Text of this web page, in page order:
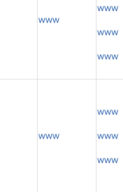
www
www
www
www
www
www
www
www